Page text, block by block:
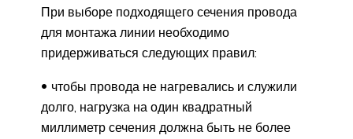
При выборе подходящего сечения провода
для монтажа линии необходимо
придерживаться следующих правил:
чтобы провода не нагревались и служили
долго, нагрузка на один квадратный
миллиметр сечения должна быть не более